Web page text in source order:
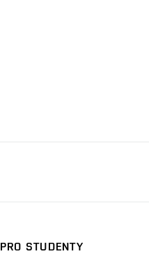
PRO STUDENTY